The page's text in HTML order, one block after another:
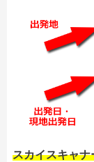
スカイスキャ